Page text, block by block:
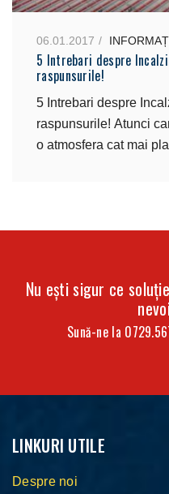
06.01.2017
5 Intrebari despre
raspunsurile!
5 Intrebari despre
raspunsurile! Atunci
o atmosfera cat mai
Nu ești sigur ce
Sună-ne la
LINKURI UTILE
Despre noi